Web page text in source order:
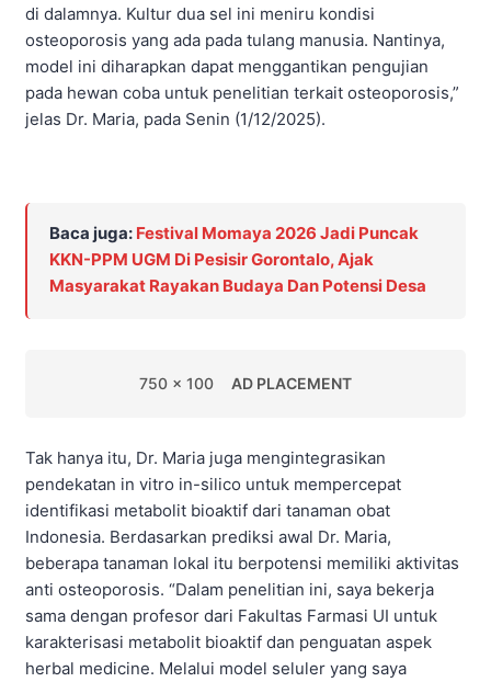
di dalamnya. Kultur dua sel ini meniru kondisi
osteoporosis yang ada pada tulang manusia. Nantinya,
model ini diharapkan dapat menggantikan pengujian
pada hewan coba untuk penelitian terkait osteoporosis,”
jelas Dr. Maria, pada Senin (1/12/2025).
Baca juga: Festival Momaya 2026 Jadi Puncak
KKN-PPM UGM Di Pesisir Gorontalo, Ajak
Masyarakat Rayakan Budaya Dan Potensi Desa
750 x 100 AD PLACEMENT
Tak hanya itu, Dr. Maria juga mengintegrasikan
pendekatan in vitro in-silico untuk mempercepat
identifikasi metabolit bioaktif dari tanaman obat
Indonesia. Berdasarkan prediksi awal Dr. Maria,
beberapa tanaman lokal itu berpotensi memiliki aktivitas
anti osteoporosis. “Dalam penelitian ini, saya bekerja
sama dengan profesor dari Fakultas Farmasi UI untuk
karakterisasi metabolit bioaktif dan penguatan aspek
herbal medicine. Melalui model seluler yang saya